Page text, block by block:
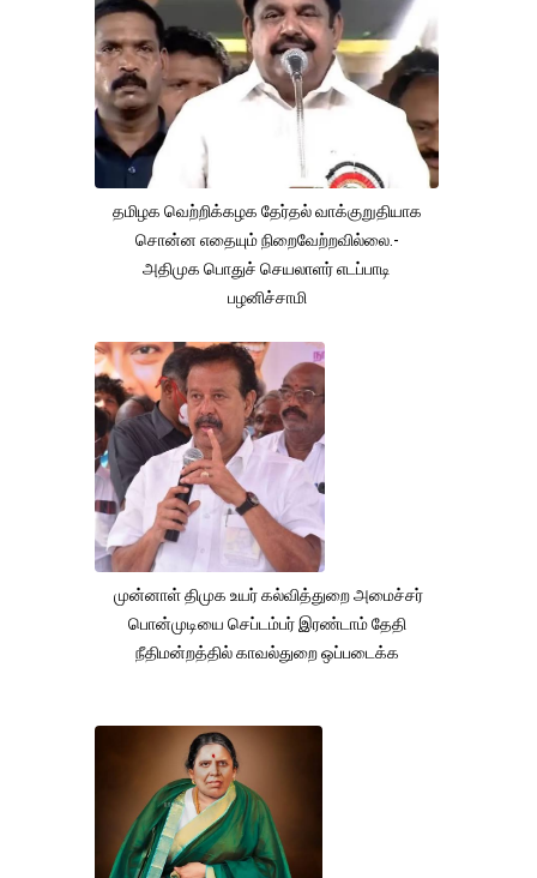
தமிழக வெற்றிக்கழக தேர்தல் வாக்குறுதியாக
சொன்ன எதையும் நிறைவேற்றவில்லை.-
அதிமுக பொதுச் செயலாளர் எடப்பாடி
பழனிச்சாமி
முன்னாள் திமுக உயர் கல்வித்துறை அமைச்சர்
பொன்முடியை செப்டம்பர் இரண்டாம் தேதி
நீதிமன்றத்தில் காவல்துறை ஒப்படைக்க